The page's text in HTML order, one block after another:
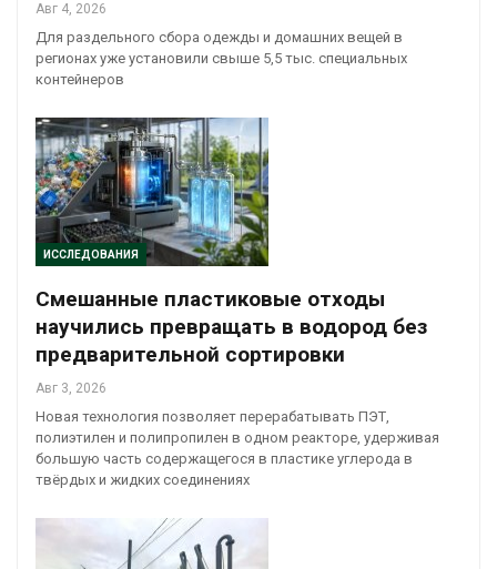
Авг 4, 2026
Для раздельного сбора одежды и домашних вещей в
регионах уже установили свыше 5,5 тыс. специальных
контейнеров
ИССЛЕДОВАНИЯ
Смешанные пластиковые отходы
научились превращать в водород без
предварительной сортировки
Авг 3, 2026
Новая технология позволяет перерабатывать ПЭТ,
полиэтилен и полипропилен в одном реакторе, удерживая
большую часть содержащегося в пластике углерода в
твёрдых и жидких соединениях